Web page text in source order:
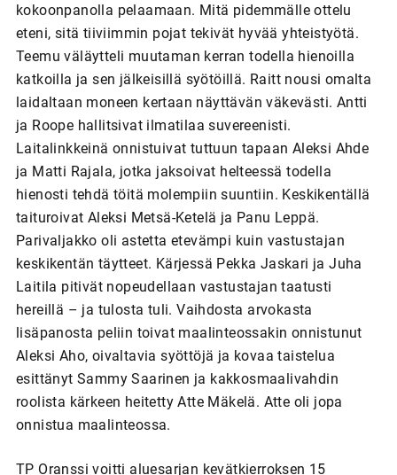
kokoonpanolla pelaamaan. Mitä pidemmälle ottelu
eteni, sitä tiiviimmin pojat tekivät hyvää yhteistyötä.
Teemu väläytteli muutaman kerran todella hienoilla
katkoilla ja sen jälkeisillä syötöillä. Raitt nousi omalta
laidaltaan moneen kertaan näyttävän väkevästi. Antti
ja Roope hallitsivat ilmatilaa suvereenisti.
Laitalinkkeinä onnistuivat tuttuun tapaan Aleksi Ahde
ja Matti Rajala, jotka jaksoivat helteessä todella
hienosti tehdä töitä molempiin suuntiin. Keskikentällä
taituroivat Aleksi Metsä-Ketelä ja Panu Leppä.
Parivaljakko oli astetta etevämpi kuin vastustajan
keskikentän täytteet. Kärjessä Pekka Jaskari ja Juha
Laitila pitivät nopeudellaan vastustajan taatusti
hereillä – ja tulosta tuli. Vaihdosta arvokasta
lisäpanosta peliin toivat maalinteossakin onnistunut
Aleksi Aho, oivaltavia syöttöjä ja kovaa taistelua
esittänyt Sammy Saarinen ja kakkosmaalivahdin
roolista kärkeen heitetty Atte Mäkelä. Atte oli jopa
onnistua maalinteossa.
TP Oranssi voitti aluesarjan kevätkierroksen 15